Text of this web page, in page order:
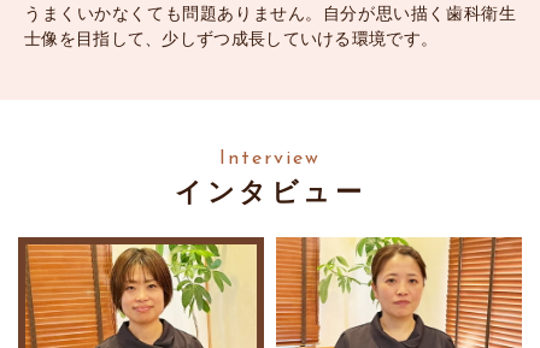
うまくいかなくても問題ありません。自分が思い描く歯科衛生
士像を目指して、少しずつ成長していける環境です。
Interview
インタビュー